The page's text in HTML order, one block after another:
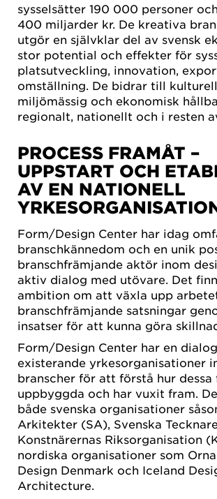
sysselsätter 190 000 personer
400 miljarder kr. De kreativa
utgör en självklar del av svensk
stor potential och effekter för
platsutveckling, innovation,
omställning. De bidrar till
miljömässig och ekonomisk
regionalt, nationellt och i resten
PROCESS FRAMÅT –
UPPSTART OCH
AV EN NATIONELL
Form/Design Center har idag
branschkännedom och en unik
branschfrämjande aktör inom
aktiv dialog med utövare. Det
ambition om att växla upp
branschfrämjande satsningar
insatser för att kunna göra
Form/Design Center har en
existerande yrkesorganisationer
branscher för att förstå hur dessa
uppbyggda och har vuxit fram.
både svenska organisationer
Arkitekter (SA), Svenska
Konstnärernas Riksorganisation
nordiska organisationer som
Design Denmark och Iceland
Architecture.